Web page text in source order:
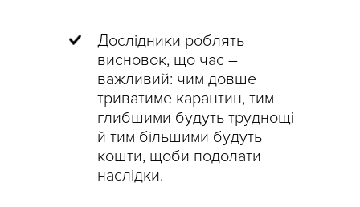
Дослідники роблять
висновок, що час –
важливий: чим довше
триватиме карантин, тим
глибшими будуть труднощі
й тим більшими будуть
кошти, щоби подолати
наслідки.